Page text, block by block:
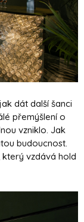
dát další šanci
přemýšlení o
vzniklo. Jak
budoucnost.
vzdává hold